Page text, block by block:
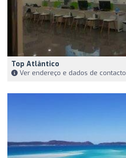
Top Atlântico
Ver endereço e dados de contacto